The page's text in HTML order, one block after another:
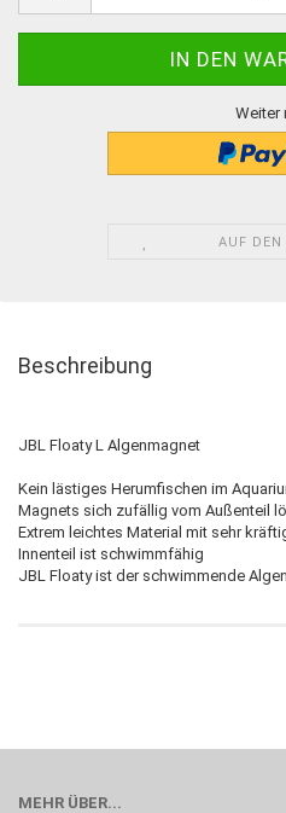
Weiter
AUF DEN
Beschreibung
JBL Floaty L Algenmagnet
Kein lästiges Herumfischen im
Magnets sich zufällig vom Außenteil
Extrem leichtes Material mit sehr
Innenteil ist schwimmfähig
JBL Floaty ist der schwimmende
MEHR ÜBER...